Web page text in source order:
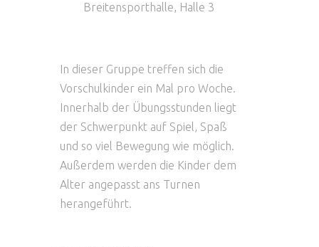
Breitensporthalle, Halle 3
In dieser Gruppe treffen sich die
Vorschulkinder ein Mal pro Woche.
Innerhalb der Übungsstunden liegt
der Schwerpunkt auf Spiel, Spaß
und so viel Bewegung wie möglich.
Außerdem werden die Kinder dem
Alter angepasst ans Turnen
herangeführt.